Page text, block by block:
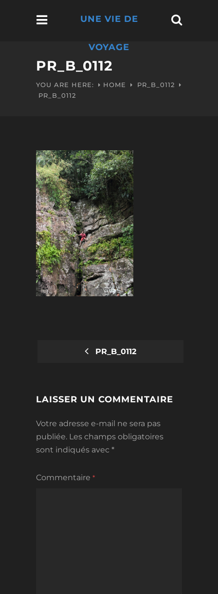
UNE VIE DE
VOYAGE
PR_B_0112
YOU ARE HERE: HOME
PR_B_0112
PR_B_0112
PR_B_0112
LAISSER UN COMMENTAIRE
Votre adresse e-mail ne sera pas
publiée. Les champs obligatoires
sont indiqués avec *
Commentaire *